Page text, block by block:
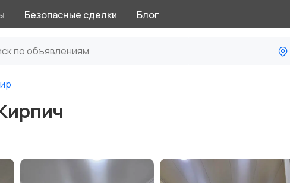
Безопасные сделки Блог